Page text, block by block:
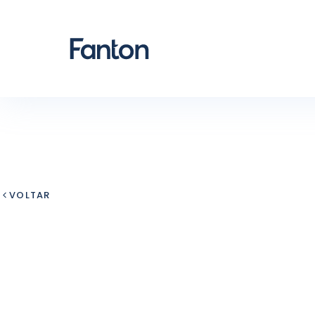
VOLTAR